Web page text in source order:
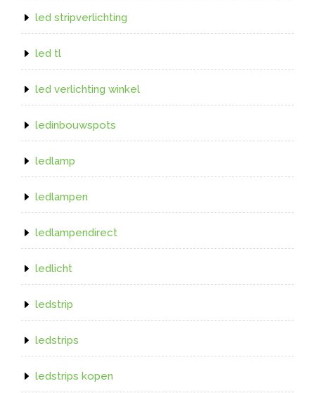
led stripverlichting
led tl
led verlichting winkel
ledinbouwspots
ledlamp
ledlampen
ledlampendirect
ledlicht
ledstrip
ledstrips
ledstrips kopen